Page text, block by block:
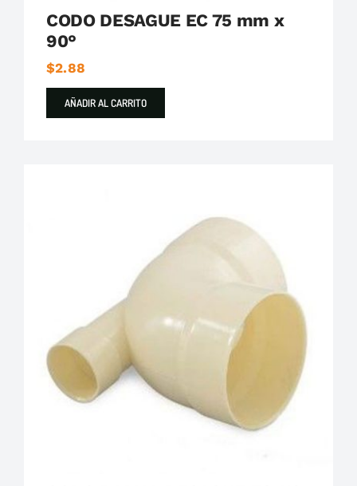
CODO DESAGUE EC 75 mm x
90°
$2.88
AÑADIR AL CARRITO
Plastigama Tuberías y Accesorios de Desague